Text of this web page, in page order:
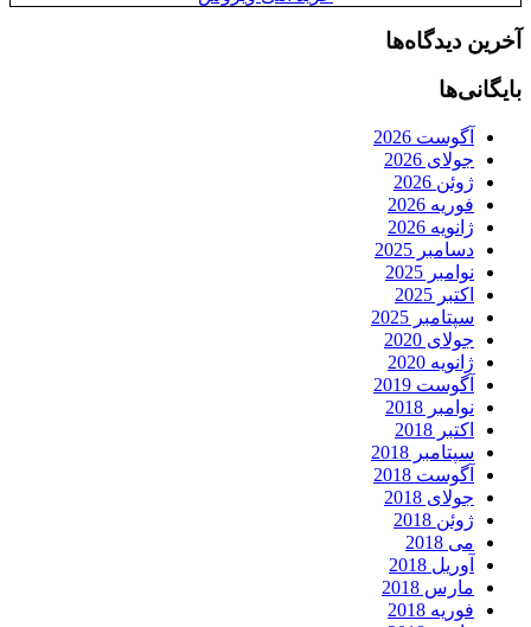
آخرین دیدگاه‌ها
بایگانی‌ها
آگوست 2026
جولای 2026
ژوئن 2026
فوریه 2026
ژانویه 2026
دسامبر 2025
نوامبر 2025
اکتبر 2025
سپتامبر 2025
جولای 2020
ژانویه 2020
آگوست 2019
نوامبر 2018
اکتبر 2018
سپتامبر 2018
آگوست 2018
جولای 2018
ژوئن 2018
می 2018
آوریل 2018
مارس 2018
فوریه 2018